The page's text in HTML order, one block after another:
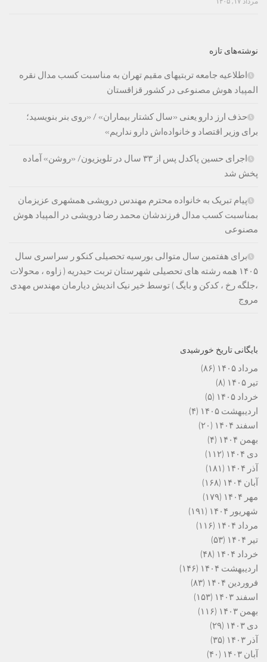
نوشته‌های تازه
اطلاعیه جامعه تربتیهای مقیم تهران به مناسبت کسب مدال نقره
المپیاد هوش مصنوعی در کشور قزاقستان
حذف ارز دارو یعنی «سال کشتار بیماران» / «روی بنر بنویسید؛
برای وزیر اقتصاد و خانواده‌اش دارو نداریم»
اجرای حسین پاکدل پس از ۳۳ سال در تلویزیون/ «روشن» آماده
پخش شد
پیام تبریک به خانواده محترم مهندس درویشی همشهری عزیزمان
بمناسبت کسب مدال فرزندشان محمد رضا درویشی در المپیاد هوش
مصنوعی
برای هفتمین سال متوالی بورسیه تحصیلی کنکو ر سراسری سال
۱۴۰۵ همه رشته های تحصیلی شهرستان تربت حیدریه ( زاوه ، محولات
،جلگه رخ ، کدکن و بایگ ) توسط خیر نیک اندیش دیارمان مهندس مهدی
مروج
بایگانی تاریخ خورشیدی
مرداد ۱۴۰۵
(۸۶)
تیر ۱۴۰۵
(۸)
خرداد ۱۴۰۵
(۵)
اردیبهشت ۱۴۰۵
(۴)
اسفند ۱۴۰۴
(۲۰)
بهمن ۱۴۰۴
(۴)
دی ۱۴۰۴
(۱۱۲)
آذر ۱۴۰۴
(۱۸۱)
آبان ۱۴۰۴
(۱۶۸)
مهر ۱۴۰۴
(۱۷۹)
شهریور ۱۴۰۴
(۱۹۱)
مرداد ۱۴۰۴
(۱۱۶)
تیر ۱۴۰۴
(۵۳)
خرداد ۱۴۰۴
(۴۸)
اردیبهشت ۱۴۰۴
(۱۴۶)
فروردین ۱۴۰۴
(۸۳)
اسفند ۱۴۰۳
(۱۵۳)
بهمن ۱۴۰۳
(۱۱۶)
دی ۱۴۰۳
(۲۹)
آذر ۱۴۰۳
(۳۵)
آبان ۱۴۰۳
(۴۰)